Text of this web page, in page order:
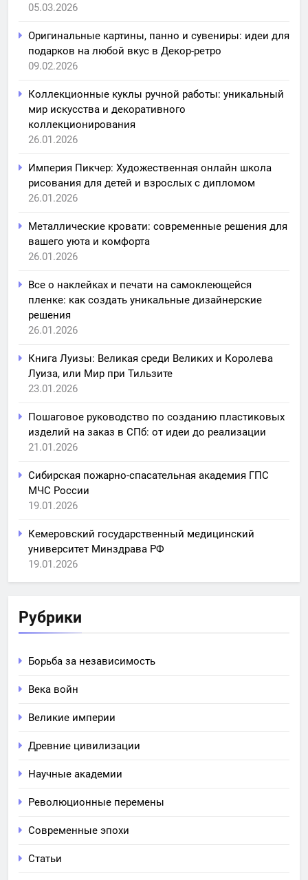
05.03.2026
Оригинальные картины, панно и сувениры: идеи для
подарков на любой вкус в Декор-ретро
09.02.2026
Коллекционные куклы ручной работы: уникальный
мир искусства и декоративного
коллекционирования
26.01.2026
Империя Пикчер: Художественная онлайн школа
рисования для детей и взрослых с дипломом
26.01.2026
Металлические кровати: современные решения для
вашего уюта и комфорта
26.01.2026
Все о наклейках и печати на самоклеющейся
пленке: как создать уникальные дизайнерские
решения
26.01.2026
Книга Луизы: Великая среди Великих и Королева
Луиза, или Мир при Тильзите
23.01.2026
Пошаговое руководство по созданию пластиковых
изделий на заказ в СПб: от идеи до реализации
21.01.2026
Сибирская пожарно-спасательная академия ГПС
МЧС России
19.01.2026
Кемеровский государственный медицинский
университет Минздрава РФ
19.01.2026
Рубрики
Борьба за независимость
Века войн
Великие империи
Древние цивилизации
Научные академии
Революционные перемены
Современные эпохи
Статьи